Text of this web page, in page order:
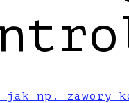
jak np. zawory